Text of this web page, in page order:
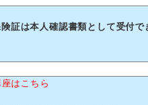
証は本人確認書類として受付で
はこちら